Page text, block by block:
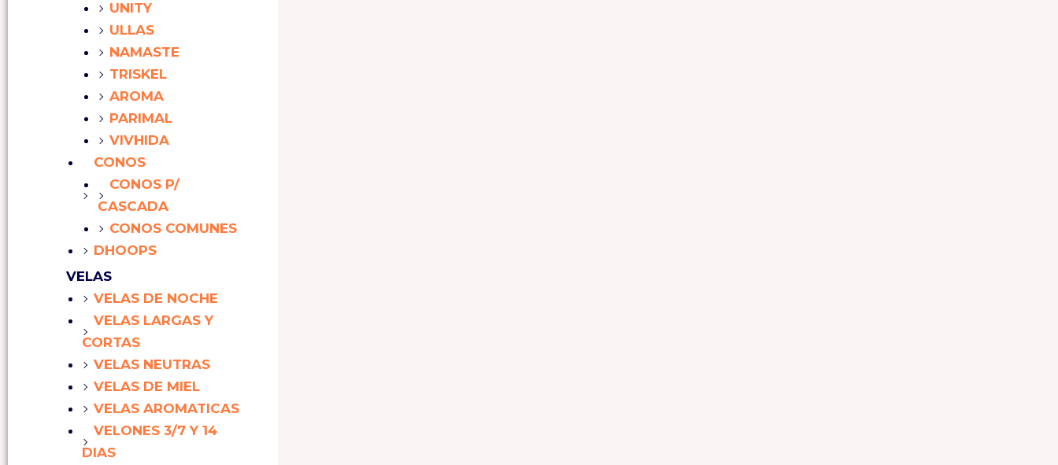
UNITY
ULLAS
NAMASTE
TRISKEL
AROMA
PARIMAL
VIVHIDA
CONOS
CONOS P/
CASCADA
CONOS COMUNES
DHOOPS
VELAS
VELAS DE NOCHE
VELAS LARGAS Y
CORTAS
VELAS NEUTRAS
VELAS DE MIEL
VELAS AROMATICAS
VELONES 3/7 Y 14
DIAS